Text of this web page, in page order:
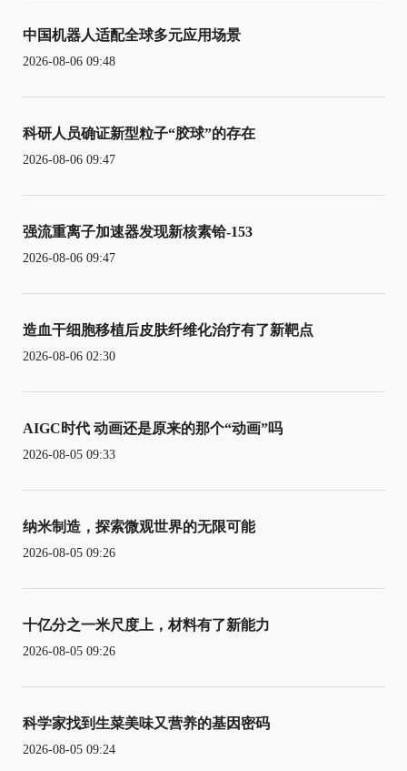
中国机器人适配全球多元应用场景
2026-08-06 09:48
科研人员确证新型粒子“胶球”的存在
2026-08-06 09:47
强流重离子加速器发现新核素铪-153
2026-08-06 09:47
造血干细胞移植后皮肤纤维化治疗有了新靶点
2026-08-06 02:30
AIGC时代 动画还是原来的那个“动画”吗
2026-08-05 09:33
纳米制造，探索微观世界的无限可能
2026-08-05 09:26
十亿分之一米尺度上，材料有了新能力
2026-08-05 09:26
科学家找到生菜美味又营养的基因密码
2026-08-05 09:24